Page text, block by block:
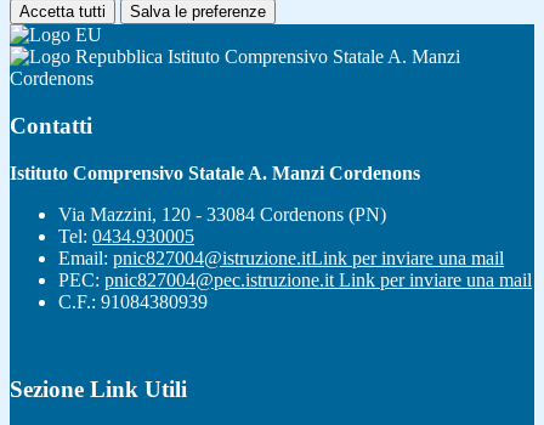
Accetta tutti Salva le preferenze
Istituto Comprensivo Statale A. Manzi
Cordenons
Contatti
Istituto Comprensivo Statale A. Manzi Cordenons
Via Mazzini, 120 - 33084 Cordenons (PN)
Tel: 0434.930005
Email: pnic827004@istruzione.itLink per inviare una mail
PEC: pnic827004@pec.istruzione.it Link per inviare una mail
C.F.: 91084380939
Sezione Link Utili